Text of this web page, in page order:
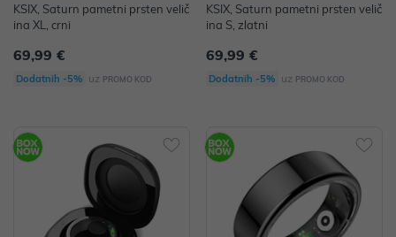
KSIX, Saturn pametni prsten velič
ina XL, crni
69,99 €
Dodatnih -5% uz PROMO KOD
KSIX, Saturn pametni prsten velič
ina S, zlatni
69,99 €
Dodatnih -5% uz PROMO KOD